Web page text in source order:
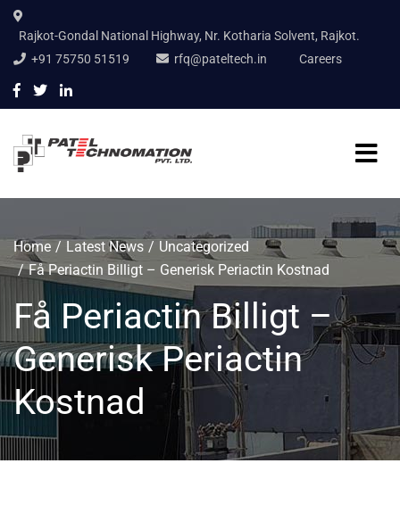
Rajkot-Gondal National Highway, Nr. Kotharia Solvent, Rajkot.
+91 75750 51519
rfq@pateltech.in Careers
Home Latest News
Uncategorized
Få Periactin Billigt – Generisk Periactin Kostnad
Få Periactin Billigt –
Generisk Periactin
Kostnad